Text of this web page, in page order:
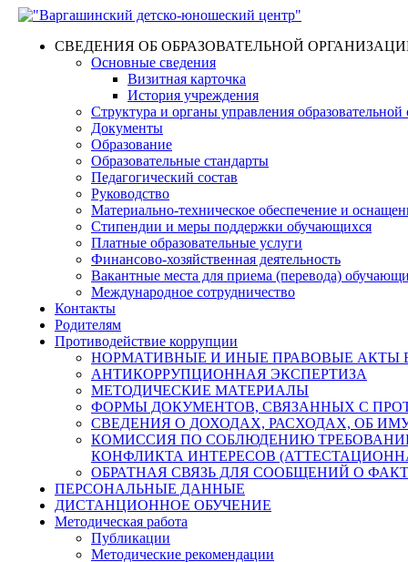
СВЕДЕНИЯ ОБ ОБРАЗОВАТЕЛЬНОЙ
Основные сведения
Визитная карточка
История учреждения
Структура и органы управления образовательной
Документы
Образование
Образовательные стандарты
Педагогический состав
Руководство
Материально-техническое обеспечение и
Стипендии и меры поддержки обучающихся
Платные образовательные услуги
Финансово-хозяйственная деятельность
Вакантные места для приема (перевода)
Международное сотрудничество
Контакты
Родителям
Противодействие коррупции
НОРМАТИВНЫЕ И ИНЫЕ ПРАВОВЫЕ АКТЫ
АНТИКОРРУПЦИОННАЯ ЭКСПЕРТИЗА
МЕТОДИЧЕСКИЕ МАТЕРИАЛЫ
ФОРМЫ ДОКУМЕНТОВ, СВЯЗАННЫХ С
СВЕДЕНИЯ О ДОХОДАХ, РАСХОДАХ, ОБ
КОМИССИЯ ПО СОБЛЮДЕНИЮ
КОНФЛИКТА ИНТЕРЕСОВ
ОБРАТНАЯ СВЯЗЬ ДЛЯ СООБЩЕНИЙ О
ПЕРСОНАЛЬНЫЕ ДАННЫЕ
ДИСТАНЦИОННОЕ ОБУЧЕНИЕ
Методическая работа
Публикации
Методические рекомендации